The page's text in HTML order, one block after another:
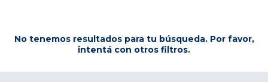
No tenemos resultados para tu búsqueda. Por favor,
intentá con otros filtros.